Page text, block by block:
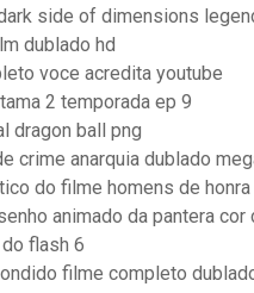
side of dimensions
dublado hd
voce acredita youtube
2 temporada ep 9
dragon ball png
crime anarquia dublado
do filme homens de honra
animado da pantera cor
flash 6
filme completo